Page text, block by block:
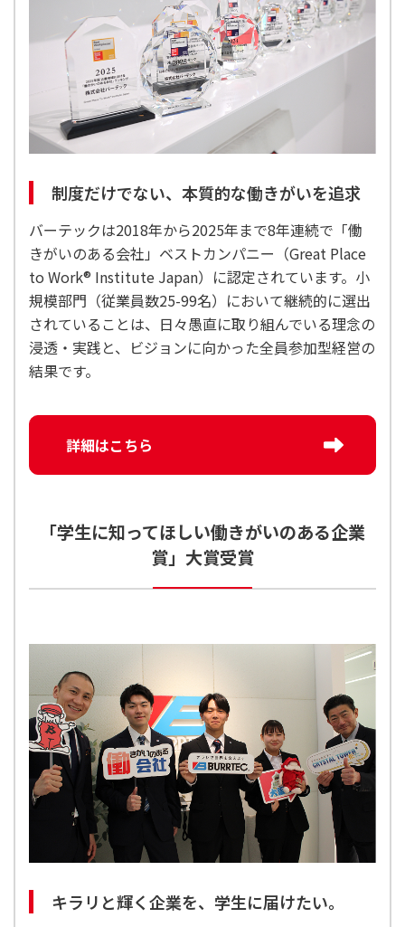
制度だけでない、本質的な働きがいを追求
バーテックは2018年から2025年まで8年連続で「働
きがいのある会社」ベストカンパニー（Great Place
to Work® Institute Japan）に認定されています。小
規模部門（従業員数25-99名）において継続的に選出
されていることは、日々愚直に取り組んでいる理念の
浸透・実践と、ビジョンに向かった全員参加型経営の
結果です。
詳細はこちら
「学生に知ってほしい働きがいのある企業
賞」大賞受賞
キラリと輝く企業を、学生に届けたい。